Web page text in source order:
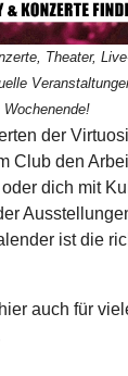
Theater,
Wochenende!
der
Club den
dich mit
ist die
auch für